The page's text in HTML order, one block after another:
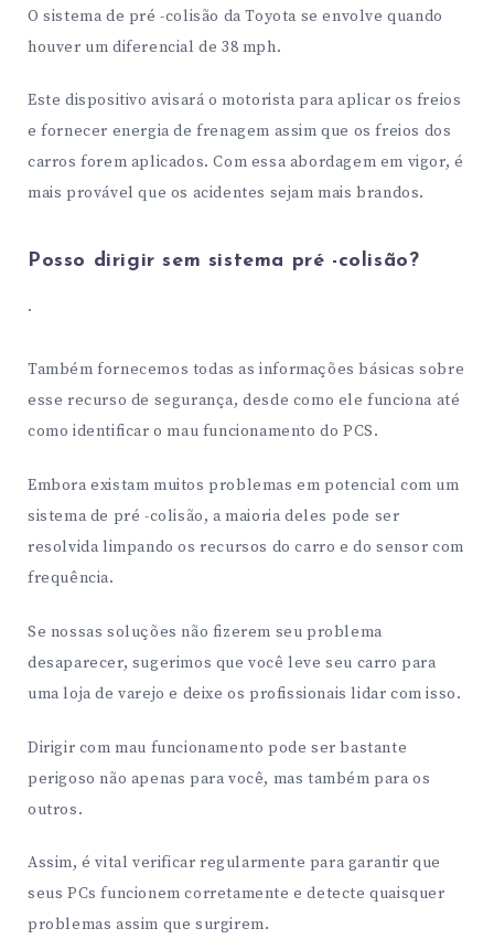
O sistema de pré -colisão da Toyota se envolve quando
houver um diferencial de 38 mph.
Este dispositivo avisará o motorista para aplicar os freios
e fornecer energia de frenagem assim que os freios dos
carros forem aplicados. Com essa abordagem em vigor, é
mais provável que os acidentes sejam mais brandos.
Posso dirigir sem sistema pré -colisão?
.
Também fornecemos todas as informações básicas sobre
esse recurso de segurança, desde como ele funciona até
como identificar o mau funcionamento do PCS.
Embora existam muitos problemas em potencial com um
sistema de pré -colisão, a maioria deles pode ser
resolvida limpando os recursos do carro e do sensor com
frequência.
Se nossas soluções não fizerem seu problema
desaparecer, sugerimos que você leve seu carro para
uma loja de varejo e deixe os profissionais lidar com isso.
Dirigir com mau funcionamento pode ser bastante
perigoso não apenas para você, mas também para os
outros.
Assim, é vital verificar regularmente para garantir que
seus PCs funcionem corretamente e detecte quaisquer
problemas assim que surgirem.